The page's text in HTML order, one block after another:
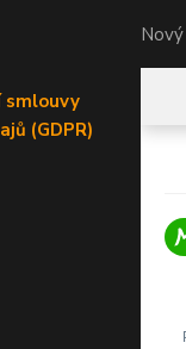
smlouvy
(GDPR)